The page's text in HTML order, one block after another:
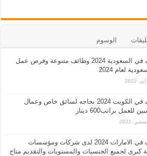
الوسوم
وظائف في السعودية 2024 وظائف متنوعة وفرص عمل
لعام 2024
وظائف في الكويت 2024 بحاجه لسائق خاص وعمال
للعمل براتب600 دينار
وظائف في الامارات 2024 لدى شركات ومؤسسات
كبرى لجميع الجنسيات والمستويات والتقديم متاح